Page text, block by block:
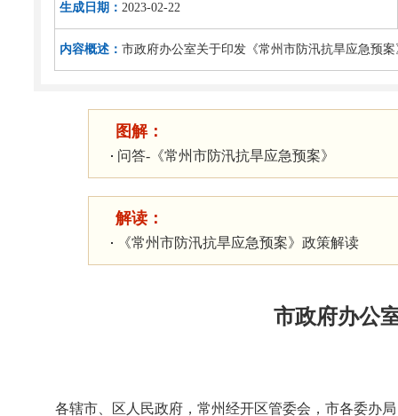
生成日期： 2023-02-22
内容概述： 市政府办公室关于印发《常州市防汛抗旱应急预案
图解：
问答-《常州市防汛抗旱应急预案》
解读：
《常州市防汛抗旱应急预案》政策解读
市政府办公
各辖市、区人民政府，常州经开区管委会，市各委办